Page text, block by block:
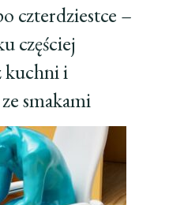
czterdziestce –
częściej
kuchni i
smakami